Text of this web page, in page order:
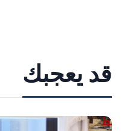
قد يعجبك